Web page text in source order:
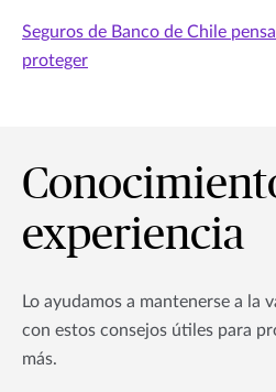
Seguros de Banco de Chile
proteger
experiencia
Lo ayudamos a mantenerse a la
con estos consejos útiles para
más.